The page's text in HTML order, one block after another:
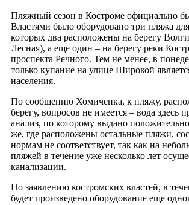
Пляжный сезон в Костроме официально
Властями было оборудовано три пляжа
которых два расположены на берегу
Лесная), а еще один – на берегу реки
проспекта Речного. Тем не менее, в
только купание на улице Широкой
населения.
По сообщению Хомиченка, к пляжу,
берегу, вопросов не имеется – вода здесь
анализ, по которому выдано
же, где расположены остальные пляжи,
нормам не соответствует, так как на
пляжей в течение уже несколько лет
канализации.
По заявлению костромских властей, в
будет произведено оборудование еще